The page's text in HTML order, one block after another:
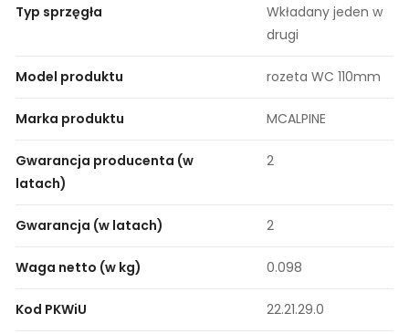
Typ sprzęgła
Wkładany jeden w
drugi
Model produktu rozeta WC 110mm
Marka produktu MCALPINE
Gwarancja producenta (w
latach)
2
Gwarancja (w latach) 2
Waga netto (w kg) 0.098
Kod PKWiU 22.21.29.0